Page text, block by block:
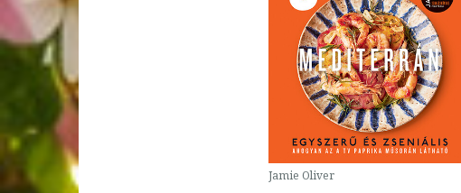
Jamie Oliver